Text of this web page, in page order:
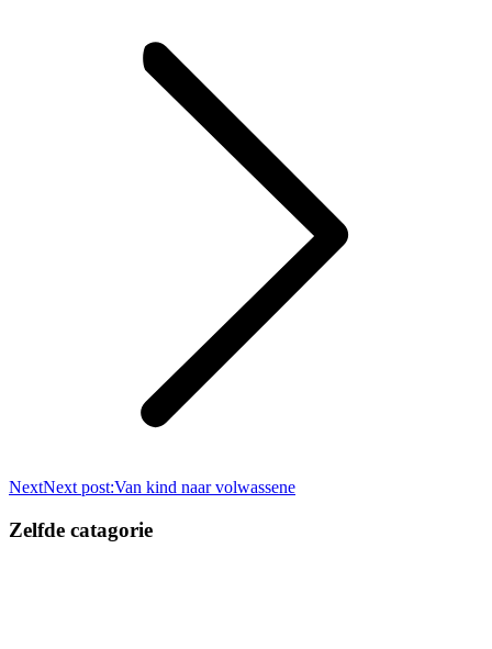
NextNext post:Van kind naar volwassene
Zelfde catagorie